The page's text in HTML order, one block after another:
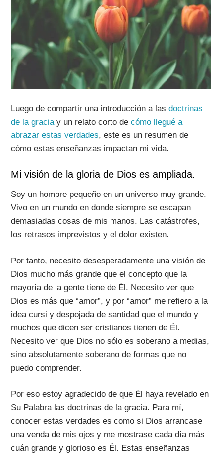
Luego de compartir una introducción a lasdoctrinas
de la graciay un relato corto decómo llegué a
abrazar estas verdades, este es un resumen de
cómo estas enseñanzas impactan mi vida.
Mi visión de la gloria de Dios es ampliada.
Soy un hombre pequeño en un universo muy grande.
Vivo en un mundo en donde siempre se escapan
demasiadas cosas de mis manos. Las catástrofes,
los retrasos imprevistos y el dolor existen.
Por tanto, necesito desesperadamente una visión de
Dios mucho más grande que el concepto que la
mayoría de la gente tiene de Él. Necesito ver que
Dios es más que “amor”, y por “amor” me refiero a la
idea cursi y despojada de santidad que el mundo y
muchos que dicen ser cristianos tienen de Él.
Necesito ver que Dios no sólo es soberano a medias,
sino absolutamente soberano de formas que no
puedo comprender.
Por eso estoy agradecido de que Él haya revelado en
Su Palabra las doctrinas de la gracia. Para mí,
conocer estas verdades es como si Dios arrancase
una venda de mis ojos y me mostrase cada día más
cuán grande y glorioso es Él. Estas enseñanzas